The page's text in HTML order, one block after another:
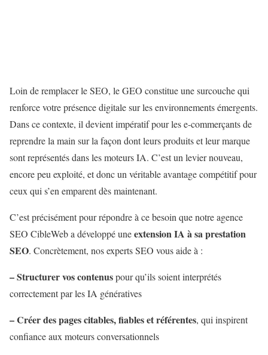
Loin de remplacer le SEO, le GEO constitue une surcouche qui
renforce votre présence digitale sur les environnements émergents.
Dans ce contexte, il devient impératif pour les e-commerçants de
reprendre la main sur la façon dont leurs produits et leur marque
sont représentés dans les moteurs IA. C’est un levier nouveau,
encore peu exploité, et donc un véritable avantage compétitif pour
ceux qui s’en emparent dès maintenant.
C’est précisément pour répondre à ce besoin que notre agence
SEO CibleWeb a développé uneextension IA à sa prestation
SEO. Concrètement, nos experts SEO vous aide à :
– Structurer vos contenuspour qu’ils soient interprétés
correctement par les IA génératives
– Créer des pages citables, fiables et référentes, qui inspirent
confiance aux moteurs conversationnels